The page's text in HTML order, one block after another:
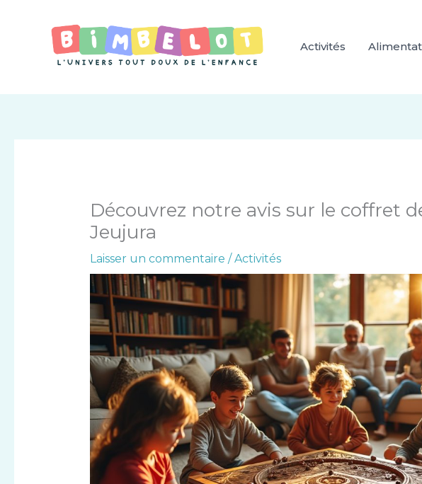
Activités
Découvrez notre avis sur le coffret
Jeujura
Laisser un commentaire / Activités